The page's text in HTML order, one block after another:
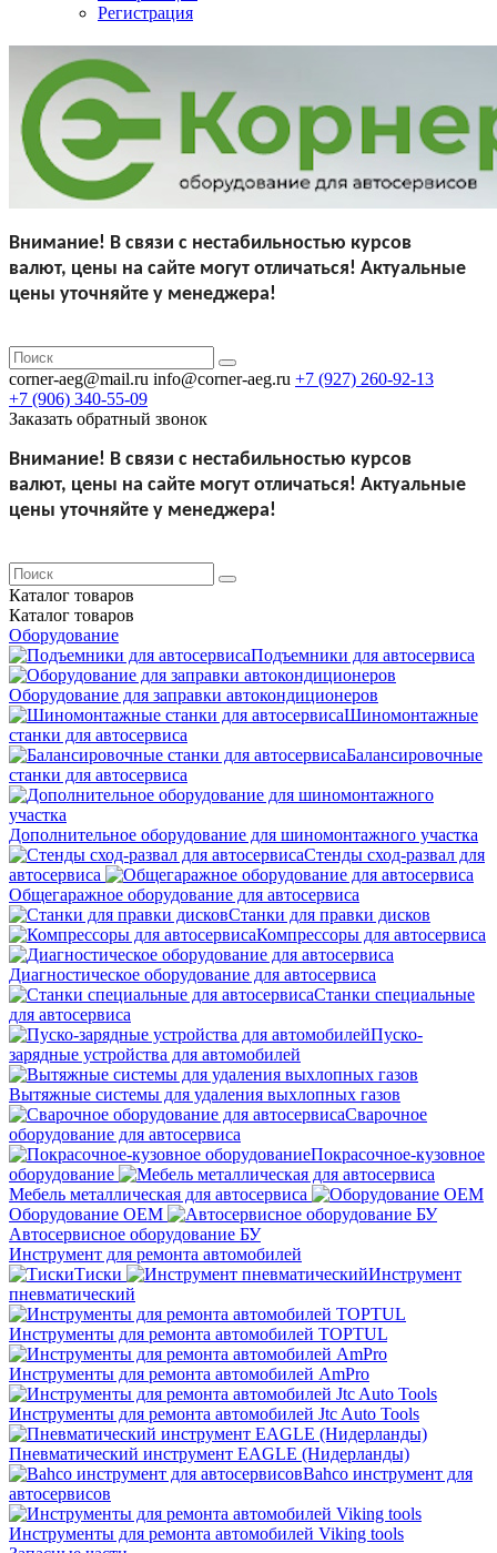
Регистрация
Внимание! В связи с нестабильностью курсов
валют, цены на сайте могут отличаться! Актуальные
цены уточняйте у менеджера!
corner-aeg@mail.ru info@corner-aeg.ru +7 (927) 260-92-13
+7 (906) 340-55-09
Заказать обратный звонок
Внимание! В связи с нестабильностью курсов
валют, цены на сайте могут отличаться! Актуальные
цены уточняйте у менеджера!
Каталог товаров
Каталог товаров
Оборудование
Подъемники для автосервиса
Оборудование для заправки автокондиционеров
Шиномонтажные
станки для автосервиса
Балансировочные
станки для автосервиса
Дополнительное оборудование для шиномонтажного участка
Стенды сход-развал для
автосервиса
Общегаражное оборудование для автосервиса
Станки для правки дисков
Компрессоры для автосервиса
Диагностическое оборудование для автосервиса
Станки специальные
для автосервиса
Пуско-
зарядные устройства для автомобилей
Вытяжные системы для удаления выхлопных газов
Сварочное
оборудование для автосервиса
Покрасочное-кузовное
оборудование
Мебель металлическая для автосервиса
Оборудование OEM
Автосервисное оборудование БУ
Инструмент для ремонта автомобилей
Тиски
Инструмент
пневматический
Инструменты для ремонта автомобилей TOPTUL
Инструменты для ремонта автомобилей AmPro
Инструменты для ремонта автомобилей Jtc Auto Tools
Пневматический инструмент EAGLE (Нидерланды)
Bahco инструмент для
автосервисов
Инструменты для ремонта автомобилей Viking tools